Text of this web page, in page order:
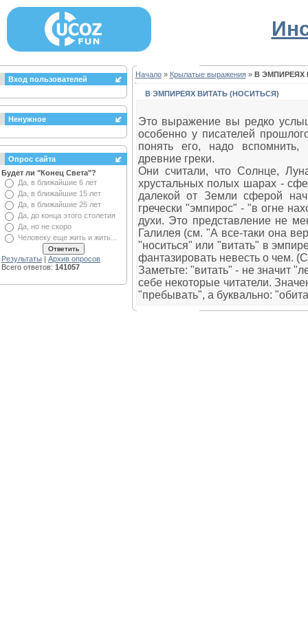
Вход пользователей
Ненужное
Опрос сайта
Будет ли "Конец Света"?
Да, в ближайшие 6 лет
Да, в ближайшие 15 лет
Да, в ближайшие 25 лет
Да, до конца этого столетия
Да, но не скоро
Человеку еще жить и жить...
Результаты | Архив опросов
Всего ответов: 141057
Начало» Крылатые выражения» В ЭМПИРЕЯХ
В ЭМПИРЕЯХ ВИТАТЬ (НОСИТЬСЯ)
Это выражение вы редко
особенно у писателей
понять его, надо вспомнить,
древние греки.
Они считали, что Солнце,
хрустальных полых шарах -
далекой от Земли сферой
гречески "эмпирос" - "в огне
духи. Это представление не
Галилея (см. "А все-таки она
"носиться" или "витать" в
фантазировать невесть о чем.
Заметьте: "витать" - не значит
себе некоторые читатели.
"пребывать", а буквально: